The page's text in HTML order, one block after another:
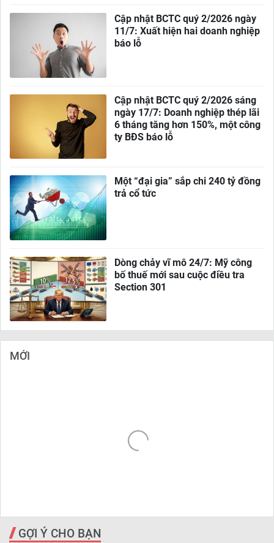
Cập nhật BCTC quý 2/2026 ngày
11/7: Xuất hiện hai doanh nghiệp
báo lỗ
Cập nhật BCTC quý 2/2026 sáng
ngày 17/7: Doanh nghiệp thép lãi
6 tháng tăng hơn 150%, một công
ty BĐS báo lỗ
Một “đại gia” sắp chi 240 tỷ đồng
trả cổ tức
Dòng chảy vĩ mô 24/7: Mỹ công
bố thuế mới sau cuộc điều tra
Section 301
MỚI
GỢI Ý CHO BẠN